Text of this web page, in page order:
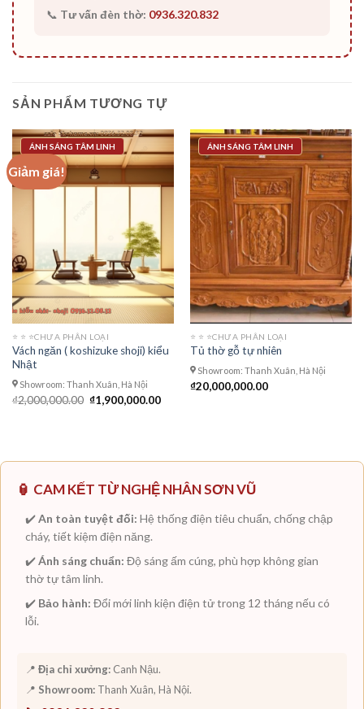
📞 Tư vấn đèn thờ: 0936.320.832
SẢN PHẨM TƯƠNG TỰ
Giảm giá!
ÁNH SÁNG TÂM LINH
⭐️ ⭐️ ⭐️CHƯA PHÂN LOẠI
Vách ngăn ( koshizuke shoji) kiểu
Nhật
Showroom: Thanh Xuân, Hà Nội
₫2,000,000.00 Giá
gốc
₫1,900,000.00Giá
ÁNH SÁNG TÂM LINH
⭐️ ⭐️ ⭐️CHƯA PHÂN LOẠI
Tủ thờ gỗ tự nhiên
Showroom: Thanh Xuân, Hà Nội
₫20,000,000.00
🏮 CAM KẾT TỪ NGHỆ NHÂN SƠN VŨ
✔️An toàn tuyệt đối: Hệ thống điện tiêu chuẩn, chống chập
cháy, tiết kiệm điện năng.
✔️Ánh sáng chuẩn: Độ sáng ấm cúng, phù hợp không gian
thờ tự tâm linh.
✔️ Bảo hành: Đổi mới linh kiện điện tử trong 12 tháng nếu có
lỗi.
📍 Địa chỉ xưởng: Canh Nậu.
📍 Showroom: Thanh Xuân, Hà Nội.